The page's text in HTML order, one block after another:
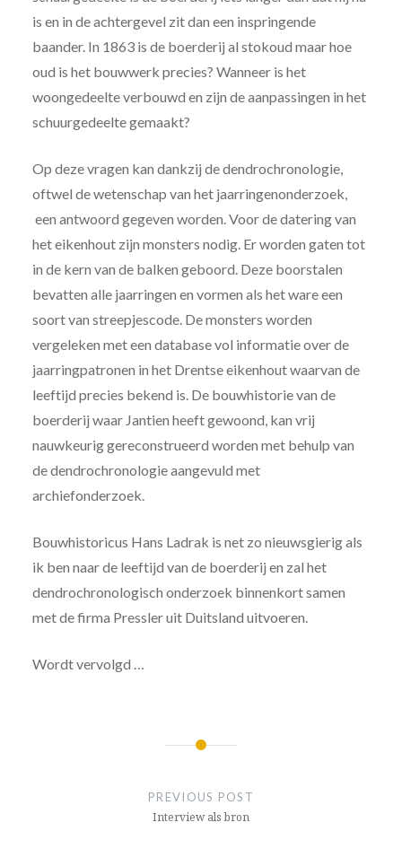
is en in de achtergevel zit dan een inspringende
baander. In 1863 is de boerderij al stokoud maar hoe
oud is het bouwwerk precies? Wanneer is het
woongedeelte verbouwd en zijn de aanpassingen in het
schuurgedeelte gemaakt?
Op deze vragen kan dankzij de dendrochronologie,
oftwel de wetenschap van het jaarringenonderzoek,
een antwoord gegeven worden. Voor de datering van
het eikenhout zijn monsters nodig. Er worden gaten tot
in de kern van de balken geboord. Deze boorstalen
bevatten alle jaarringen en vormen als het ware een
soort van streepjescode. De monsters worden
vergeleken met een database vol informatie over de
jaarringpatronen in het Drentse eikenhout waarvan de
leeftijd precies bekend is. De bouwhistorie van de
boerderij waar Jantien heeft gewoond, kan vrij
nauwkeurig gereconstrueerd worden met behulp van
de dendrochronologie aangevuld met
archiefonderzoek.
Bouwhistoricus Hans Ladrak is net zo nieuwsgierig als
ik ben naar de leeftijd van de boerderij en zal het
dendrochronologisch onderzoek binnenkort samen
met de firma Pressler uit Duitsland uitvoeren.
Wordt vervolgd …
PREVIOUS POST
Interview als bron